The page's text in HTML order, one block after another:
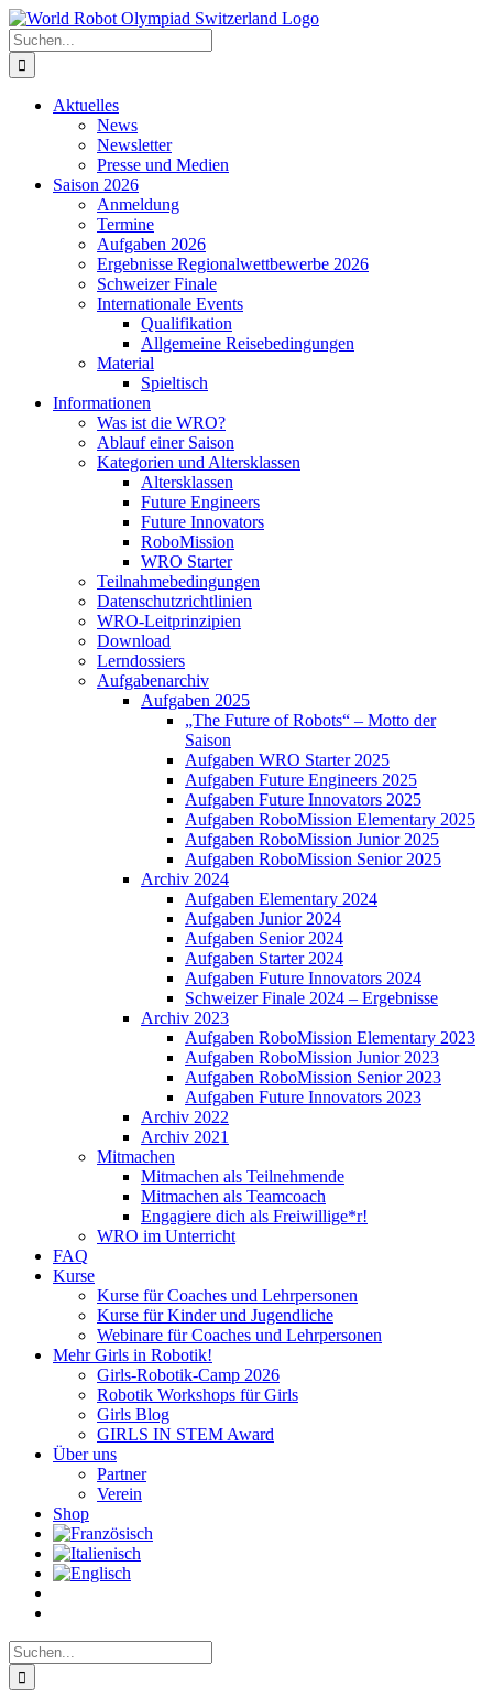
Zum
Inhalt
springen
Suche
nach:
Aktuelles
News
Newsletter
Presse und Medien
Saison 2026
Anmeldung
Termine
Aufgaben 2026
Ergebnisse Regionalwettbewerbe 2026
Schweizer Finale
Internationale Events
Qualifikation
Allgemeine Reisebedingungen
Material
Spieltisch
Informationen
Was ist die WRO?
Ablauf einer Saison
Kategorien und Altersklassen
Altersklassen
Future Engineers
Future Innovators
RoboMission
WRO Starter
Teilnahmebedingungen
Datenschutzrichtlinien
WRO-Leitprinzipien
Download
Lerndossiers
Aufgabenarchiv
Aufgaben 2025
„The Future of Robots“ – Motto der
Saison
Aufgaben WRO Starter 2025
Aufgaben Future Engineers 2025
Aufgaben Future Innovators 2025
Aufgaben RoboMission Elementary 2025
Aufgaben RoboMission Junior 2025
Aufgaben RoboMission Senior 2025
Archiv 2024
Aufgaben Elementary 2024
Aufgaben Junior 2024
Aufgaben Senior 2024
Aufgaben Starter 2024
Aufgaben Future Innovators 2024
Schweizer Finale 2024 – Ergebnisse
Archiv 2023
Aufgaben RoboMission Elementary 2023
Aufgaben RoboMission Junior 2023
Aufgaben RoboMission Senior 2023
Aufgaben Future Innovators 2023
Archiv 2022
Archiv 2021
Mitmachen
Mitmachen als Teilnehmende
Mitmachen als Teamcoach
Engagiere dich als Freiwillige*r!
WRO im Unterricht
FAQ
Kurse
Kurse für Coaches und Lehrpersonen
Kurse für Kinder und Jugendliche
Webinare für Coaches und Lehrpersonen
Mehr Girls in Robotik!
Girls-Robotik-Camp 2026
Robotik Workshops für Girls
Girls Blog
GIRLS IN STEM Award
Über uns
Partner
Verein
Shop
Suche
nach: